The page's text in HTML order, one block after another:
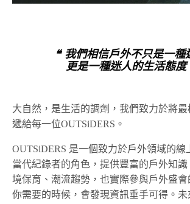
❝ 我們相信戶外不只是一種
更是一種迷人的生活態度
大自然，是生活的調劑，我們致力於將
遞給每一位OUTSiDERS。
OUTSiDERS 是一個致力於戶外領域的線
當代紀錄者的角色，提供豐富的戶外知
境保育、潮流趨勢，也實際參與戶外盛
你需要的時候，會發現資訊垂手可得。未